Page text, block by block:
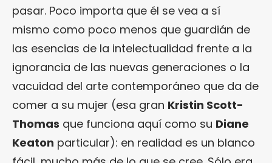
pasar. Poco importa que él se vea a sí
mismo como poco menos que guardián de
las esencias de la intelectualidad frente a la
ignorancia de las nuevas generaciones o la
vacuidad del arte contemporáneo que da de
comer a su mujer (esa gran Kristin Scott-
Thomas que funciona aquí como su Diane
Keaton particular): en realidad es un blanco